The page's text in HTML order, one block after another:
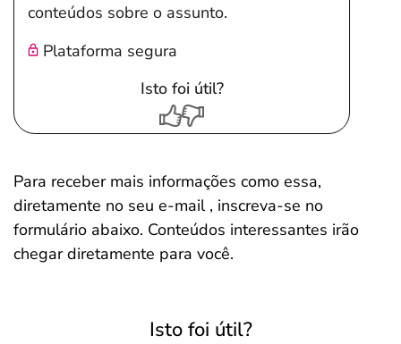
conteúdos sobre o assunto.
Plataforma segura
Isto foi útil?
Para receber mais informações como essa,
diretamente no seu e-mail , inscreva-se no
formulário abaixo. Conteúdos interessantes irão
chegar diretamente para você.
Isto foi útil?